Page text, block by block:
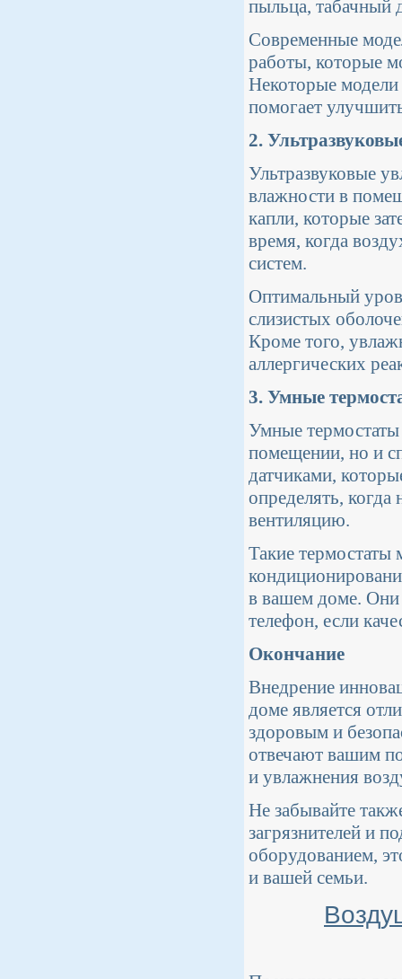
пыльца, табачный
Современные
работы, которые
Некоторые модели
помогает
2.
Ультразвуковые
влажности в
капли, которые
время, когда
систем.
Оптимальный
слизистых
Кроме того,
аллергических
3. Умные
Умные термостаты
помещении, но и
датчиками,
определять,
вентиляцию.
Такие термостаты
в вашем доме. Они
телефон, если
Окончание
Внедрение
доме является
здоровым и
отвечают вашим
и увлажнения
Не забывайте
загрязнителей и
оборудованием,
и вашей семьи.